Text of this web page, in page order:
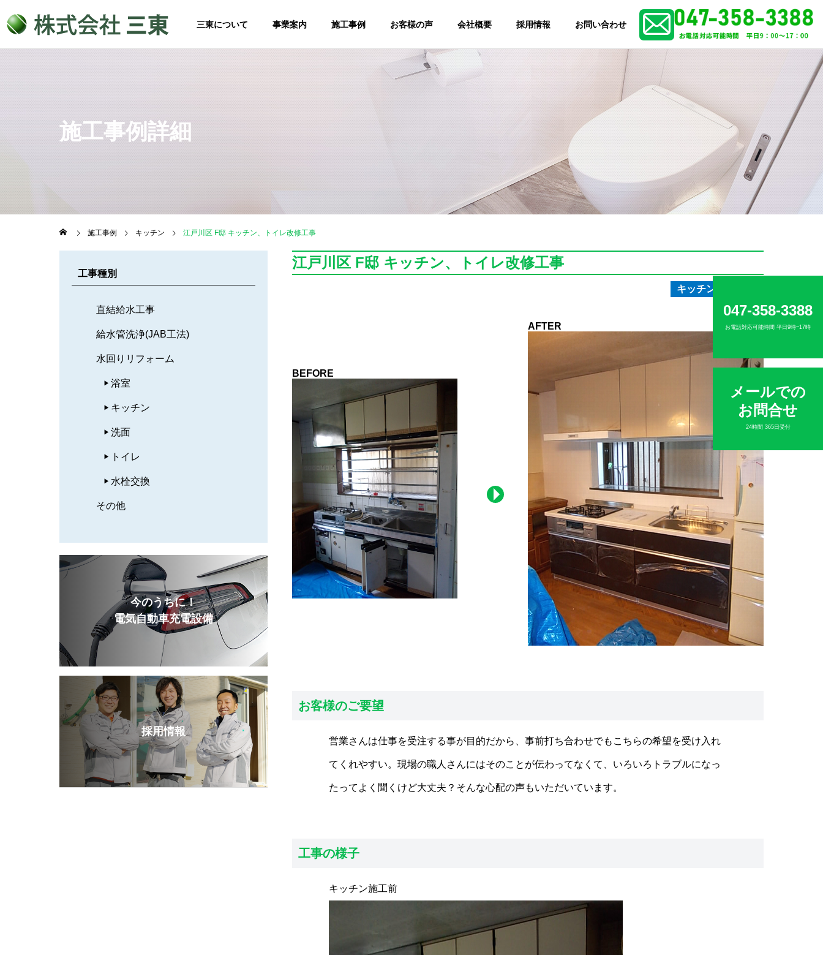
三東について 事業案内 施工事例 お客様の声 会社概要 採用情報 お問い合わせ
施工事例詳細
施工事例 キッチン 江戸川区 F邸 キッチン、トイレ改修工事
江戸川区 F邸 キッチン、トイレ改修工事
キッチン
BEFORE
AFTER
お客様のご要望
営業さんは仕事を受注する事が目的だから、事前打ち合わせでもこちらの希望を受け入れ
てくれやすい。現場の職人さんにはそのことが伝わってなくて、いろいろトラブルになっ
たってよく聞くけど大丈夫？そんな心配の声もいただいています。
工事の様子
キッチン施工前
工事種別
直結給水工事
給水管洗浄(JAB工法)
水回りリフォーム
浴室
キッチン
洗面
トイレ
水栓交換
その他
今のうちに！
電気自動車充電設備
採用情報
047-358-3388
お電話対応可能時間 平日9時~17時
メールでの
お問合せ
24時間 365日受付